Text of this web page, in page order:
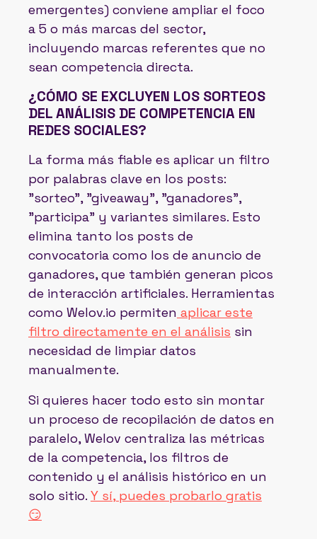
emergentes) conviene ampliar el foco
a 5 o más marcas del sector,
incluyendo marcas referentes que no
sean competencia directa.
¿CÓMO SE EXCLUYEN LOS SORTEOS
DEL ANÁLISIS DE COMPETENCIA EN
REDES SOCIALES?
La forma más fiable es aplicar un filtro
por palabras clave en los posts:
"sorteo", "giveaway", "ganadores",
"participa" y variantes similares. Esto
elimina tanto los posts de
convocatoria como los de anuncio de
ganadores, que también generan picos
de interacción artificiales. Herramientas
como Welov.io permiten aplicar este
filtro directamente en el análisis sin
necesidad de limpiar datos
manualmente.
Si quieres hacer todo esto sin montar
un proceso de recopilación de datos en
paralelo, Welov centraliza las métricas
de la competencia, los filtros de
contenido y el análisis histórico en un
solo sitio. Y sí, puedes probarlo gratis
😏